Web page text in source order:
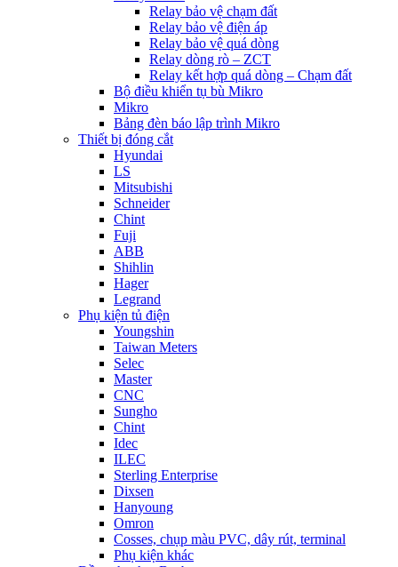
Relay bảo vệ chạm đất
Relay bảo vệ điện áp
Relay bảo vệ quá dòng
Relay dòng rò – ZCT
Relay kết hợp quá dòng – Chạm đất
Bộ điều khiển tụ bù Mikro
Mikro
Bảng đèn báo lập trình Mikro
Thiết bị đóng cắt
Hyundai
LS
Mitsubishi
Schneider
Chint
Fuji
ABB
Shihlin
Hager
Legrand
Phụ kiện tủ điện
Youngshin
Taiwan Meters
Selec
Master
CNC
Sungho
Chint
Idec
ILEC
Sterling Enterprise
Dixsen
Hanyoung
Omron
Cosses, chụp màu PVC, dây rút, terminal
Phụ kiện khác